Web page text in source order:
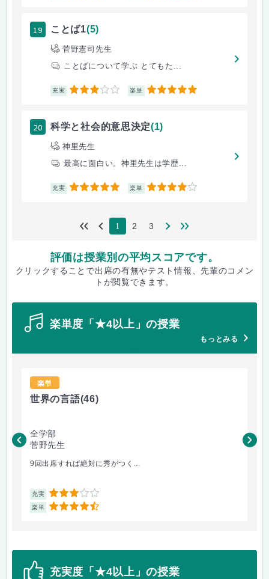
19 ことば1(5)
菅野憲司先生
ことばについて学ぶ とてもた...
充実 3 楽単 5
20 科学と社会的意思決定(1)
神里先生
最高に面白い。神里先生は学歴...
充実 5 楽単 4
1 2 3
評価は授業別の平均スコアです。
クリックすることで出席の有無やテスト情報、先輩のコメン
トが閲覧できます。
楽単度「★4以上」の授業
もっとみる
楽単
世界の言語(46)
全学部
菅野先生
9回出席すれば絶対に秀がつく...
充実 3
楽単 4.5
菅
充実度「★4以上」の授業